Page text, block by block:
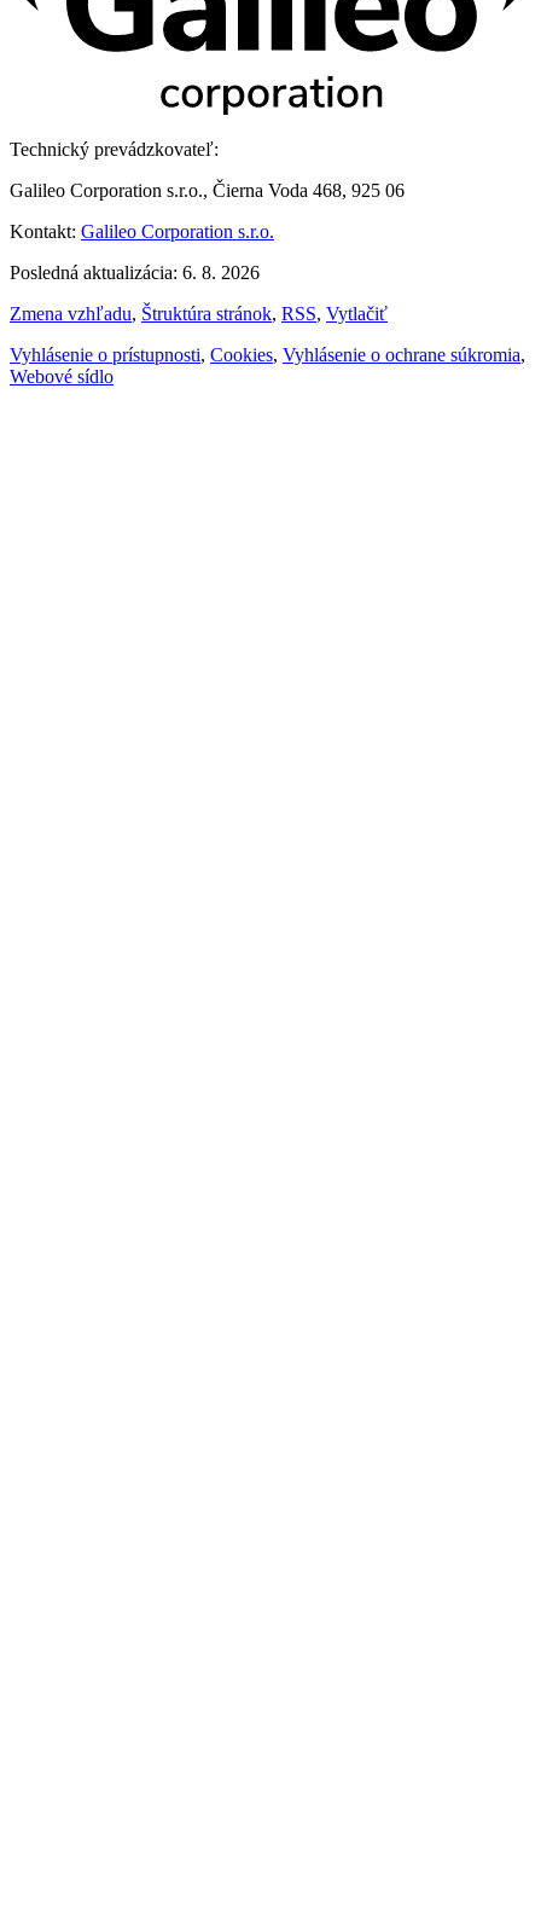
Technický prevádzkovateľ:
Galileo Corporation s.r.o., Čierna Voda 468, 925 06
Kontakt: Galileo Corporation s.r.o.
Posledná aktualizácia: 6. 8. 2026
Zmena vzhľadu, Štruktúra stránok, RSS, Vytlačiť
Vyhlásenie o prístupnosti, Cookies, Vyhlásenie o ochrane súkromia,
Webové sídlo